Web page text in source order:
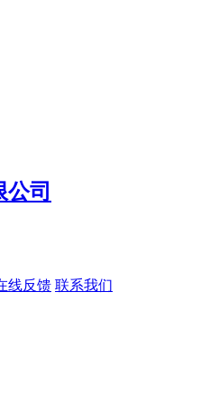
线反馈 联系我们